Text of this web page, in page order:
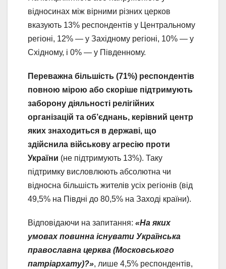
відносинах між вірними різних церков
вказують 13% респондентів у Центральному
регіоні, 12% — у Західному регіоні, 10% — у
Східному, і 0% — у Південному.
Переважна більшість (71%) респондентів
повною мірою або скоріше підтримують
заборону діяльності релігійних
організацій та об’єднань, керівний центр
яких знаходиться в державі, що
здійснила військову агресію проти
України (не підтримують 13%). Таку
підтримку висловлюють абсолютна чи
відносна більшість жителів усіх регіонів (від
49,5% на Півдні до 80,5% на Заході країни).
Відповідаючи на запитання: «На яких
умовах повинна існувати Українська
православна церква (Московського
патріархату)?», лише 4,5% респондентів,